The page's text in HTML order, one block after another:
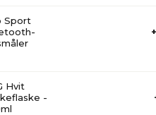
Sport
Hvit
-